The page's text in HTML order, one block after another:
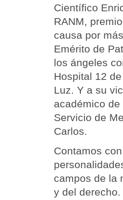
Científico
RANM,
causa por
Emérito de
los ángeles
Hospital 12
Luz. Y a su
académico
Servicio de
Carlos.
Contamos
campos de la
y del